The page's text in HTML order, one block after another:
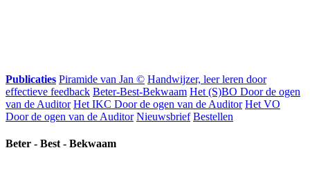
Publicaties Piramide van Jan © Handwijzer, leer leren door
effectieve feedback Beter-Best-Bekwaam Het (S)BO Door de ogen
van de Auditor Het IKC Door de ogen van de Auditor Het VO
Door de ogen van de Auditor Nieuwsbrief Bestellen
Beter - Best - Bekwaam